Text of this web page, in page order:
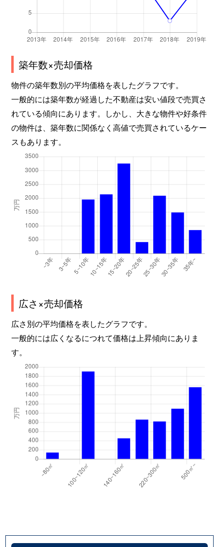
築年数×売却価格
物件の築年数別の平均価格を表したグラフです。
一般的には築年数が経過した不動産は安い値段で売買さ
れている傾向にあります。しかし、大きな物件や好条件
の物件は、築年数に関係なく高値で売買されているケー
スもあります。
広さ×売却価格
広さ別の平均価格を表したグラフです。
一般的には広くなるにつれて価格は上昇傾向にありま
す。